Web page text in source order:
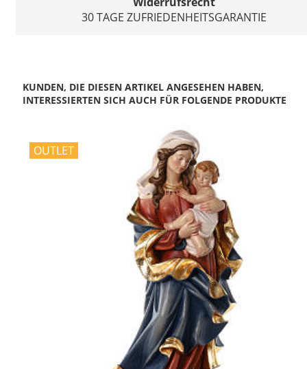
30 TAGE ZUFRIEDENHEITSGARANTIE
KUNDEN, DIE DIESEN ARTIKEL ANGESEHEN HABEN,
INTERESSIERTEN SICH AUCH FÜR FOLGENDE PRODUKTE
OUTLET